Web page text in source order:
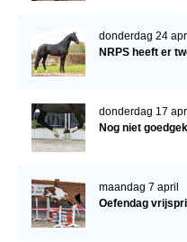
donderdag 24
NRPS heeft er
donderdag 17
Nog niet
maandag 7 april
Oefendag